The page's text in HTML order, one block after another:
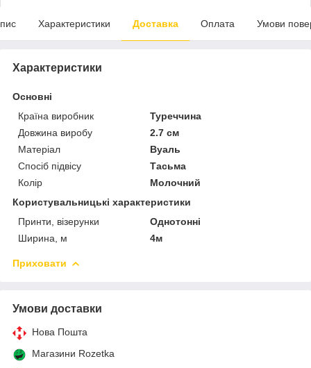
Характеристики Доставка Оплата Умови
Характеристики
Основні
Країна виробник
Туреччина
Довжина виробу
2.7 см
Матеріал
Вуаль
Спосіб підвісу
Тасьма
Колір
Молочний
Користувальницькі характеристики
Принти, візерунки
Однотонні
Ширина, м
4м
Приховати
Умови доставки
Нова Пошта
Магазини Rozetka